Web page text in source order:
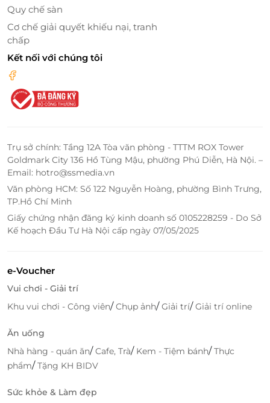
hưởng sựđặt dịch vụ tiện lợi
dẫn.
Quy chế sàn
Cơ chế giải quyết khiếu nại, tranh
chấp
Kết nối với chúng tôi
Trụ sở chính: Tầng 12A Tòa văn phòng - TTTM ROX Tower
Goldmark City 136 Hồ Tùng Mậu, phường Phú Diễn, Hà Nội. –
Email: hotro@ssmedia.vn
Văn phòng HCM: Số 122 Nguyễn Hoàng, phường Bình Trưng,
TP.Hồ Chí Minh
Giấy chứng nhận đăng ký kinh doanh số 0105228259 - Do Sở
Kế hoạch Đầu Tư Hà Nội cấp ngày 07/05/2025
e-Voucher
Vui chơi - Giải trí
Khu vui chơi - Công viên/Chụp ảnh/Giải trí/Giải trí online
Ăn uống
Nhà hàng - quán ăn/Cafe, Trà/ Kem - Tiệm bánh/Thực
phẩm/Tặng KH BIDV
Sức khỏe & Làm đẹp